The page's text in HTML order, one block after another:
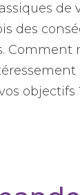
de
des
Comment
objectifs